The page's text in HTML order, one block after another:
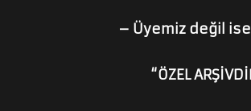
– Üyemiz değil
“ÖZEL